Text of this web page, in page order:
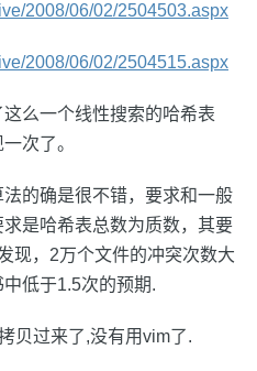
2008/06/02/2504503.aspx
2008/06/02/2504515.aspx
么一个线性搜索的哈希表
次了。
的确是很不错，要求和一般
是哈希表总数为质数，其要
现，2万个文件的冲突次数大
低于1.5次的预期.
贝过来了,没有用vim了.